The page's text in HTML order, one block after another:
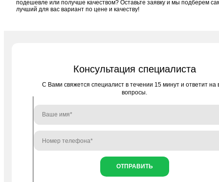
подешевле или получше качеством? Оставьте заявку и мы подберем
лучший для вас вариант по цене и качеству!
Консультация специалиста
C Вами свяжется специалист в течении 15 минут и ответит на
вопросы.
ОТПРАВИТЬ